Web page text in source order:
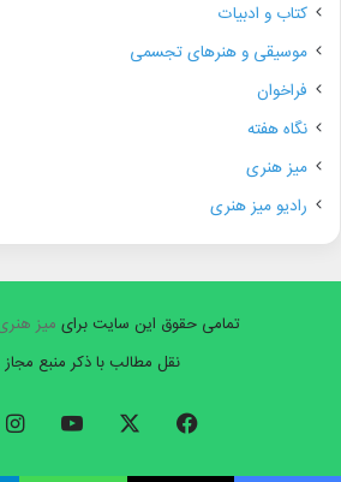
کتاب و ادبیات
موسیقی و هنرهای تجسمی
فراخوان
نگاه هفته
میز هنری
رادیو میز هنری
تمامی حقوق این سایت برای میز
نقل مطالب با ذکر منبع
فیسبوک ایکس یوتیوب